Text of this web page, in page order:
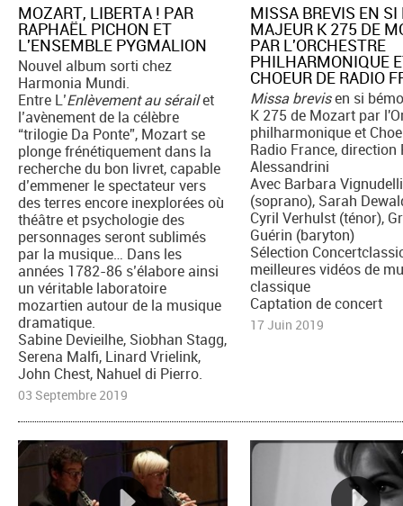
MOZART, LIBERTA ! PAR
RAPHAËL PICHON ET
L'ENSEMBLE PYGMALION
Nouvel album sorti chez
Harmonia Mundi.
Entre L’Enlèvement au sérailet
l’avènement de la célèbre
“trilogie Da Ponte”, Mozart se
plonge frénétiquement dans la
recherche du bon livret, capable
d’emmener le spectateur vers
des terres encore inexplorées où
théâtre et psychologie des
personnages seront sublimés
par la musique… Dans les
années 1782-86 s’élabore ainsi
un véritable laboratoire
mozartien autour de la musique
dramatique.
Sabine Devieilhe, Siobhan Stagg,
Serena Malfi, Linard Vrielink,
John Chest, Nahuel di Pierro.
03 Septembre 2019
MISSA BREVIS EN
MAJEUR K 275 DE
PAR L'ORCHESTRE
PHILHARMONIQUE
CHOEUR DE RADIO
Missa brevisen si
K 275 de Mozart par
philharmonique et
Radio France, direction
Alessandrini
Avec Barbara Vignudelli
(soprano), Sarah
Cyril Verhulst (ténor),
Guérin (baryton)
Sélection
meilleures vidéos de
classique
Captation de concert
17 Juin 2019